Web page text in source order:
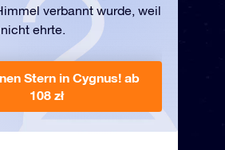
verbannt wurde, weil
ehrte.
Stern in Cygnus! ab
108 zł